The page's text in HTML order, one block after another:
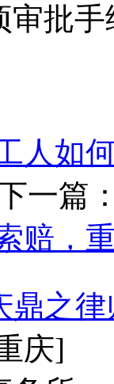
审批
人如
一篇
赔，
鼎之
庆]